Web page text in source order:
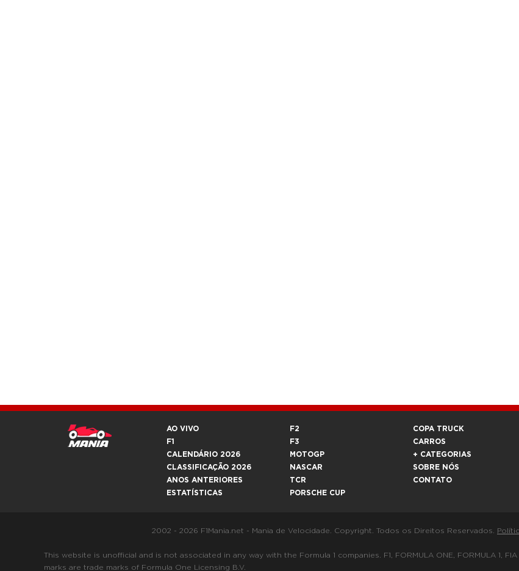
AO VIVO
F1
CALENDÁRIO 2026
CLASSIFICAÇÃO 2026
ANOS ANTERIORES
ESTATÍSTICAS
F2
F3
MOTOGP
NASCAR
TCR
PORSCHE CUP
COPA TRUCK
CARROS
+ CATEGORIAS
SOBRE NÓS
CONTATO
2002 - 2026 F1Mania.net - Mania de Velocidade. Copyright. Todos os Direitos Reservados.
This website is unofficial and is not associated in any way with the Formula 1 companies. F1, FORMULA ONE, FORMULA 1, FIA
marks are trade marks of Formula One Licensing B.V.